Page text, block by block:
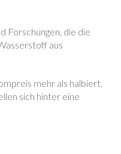
Forschungen, die die
aus
mehr als halbiert.
sich hinter eine